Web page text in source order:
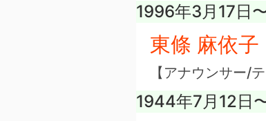
1996年3月17日
東條 麻依子
【アナウンサー/
1944年7月12日